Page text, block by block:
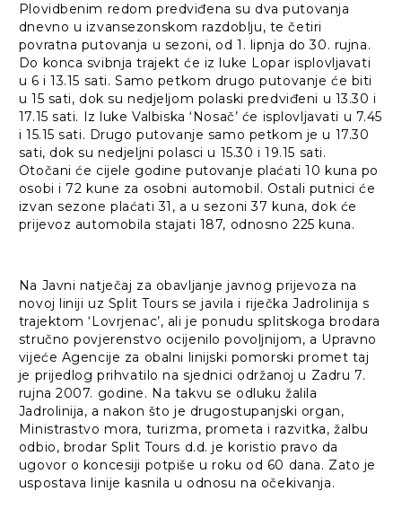
Plovidbenim redom predviđena su dva putovanja
dnevno u izvansezonskom razdoblju, te četiri
povratna putovanja u sezoni, od 1. lipnja do 30. rujna.
Do konca svibnja trajekt će iz luke Lopar isplovljavati
u 6 i 13.15 sati. Samo petkom drugo putovanje će biti
u 15 sati, dok su nedjeljom polaski predviđeni u 13.30 i
17.15 sati. Iz luke Valbiska ‘Nosač’ će isplovljavati u 7.45
i 15.15 sati. Drugo putovanje samo petkom je u 17.30
sati, dok su nedjeljni polasci u 15.30 i 19.15 sati.
Otočani će cijele godine putovanje plaćati 10 kuna po
osobi i 72 kune za osobni automobil. Ostali putnici će
izvan sezone plaćati 31, a u sezoni 37 kuna, dok će
prijevoz automobila stajati 187, odnosno 225 kuna.
Na Javni natječaj za obavljanje javnog prijevoza na
novoj liniji uz Split Tours se javila i riječka Jadrolinija s
trajektom ‘Lovrjenac’, ali je ponudu splitskoga brodara
stručno povjerenstvo ocijenilo povoljnijom, a Upravno
vijeće Agencije za obalni linijski pomorski promet taj
je prijedlog prihvatilo na sjednici održanoj u Zadru 7.
rujna 2007. godine. Na takvu se odluku žalila
Jadrolinija, a nakon što je drugostupanjski organ,
Ministrastvo mora, turizma, prometa i razvitka, žalbu
odbio, brodar Split Tours d.d. je koristio pravo da
ugovor o koncesiji potpiše u roku od 60 dana. Zato je
uspostava linije kasnila u odnosu na očekivanja.